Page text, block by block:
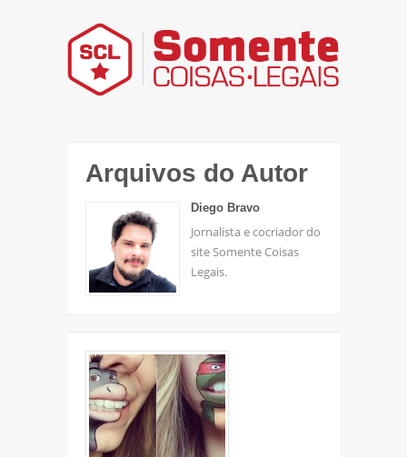
Arquivos do Autor
Diego Bravo
Jornalista e cocriador do
site Somente Coisas
Legais.